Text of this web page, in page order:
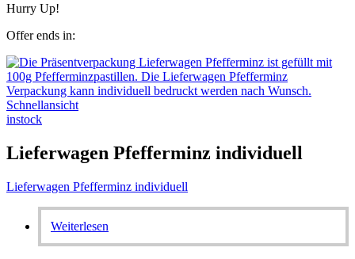
Hurry Up!
Offer ends in:
Schnellansicht
instock
Lieferwagen Pfefferminz individuell
Lieferwagen Pfefferminz individuell
Weiterlesen